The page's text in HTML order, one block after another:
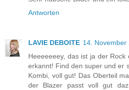
Antworten
LAVIE DEBOITE 14. November
Heeeeeeey, das ist ja der
erkannt! Find den super und er
Kombi, voll gut! Das Oberteil
der Blazer passt voll gut